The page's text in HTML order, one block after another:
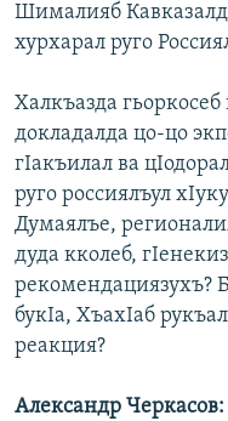
Шималияб
хурхарал руго
Халкъазда гьоркосеб
докладалда цо-цо
гIакъилал ва
руго россиялъул
Думаялъе,
дуда кколеб,
рекомендациязухъ?
букIа, ХъахIаб
реакция?
Александр Черкасов: